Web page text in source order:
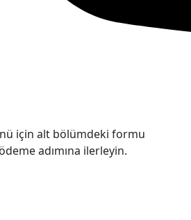
için alt bölümdeki formu
adımına ilerleyin.